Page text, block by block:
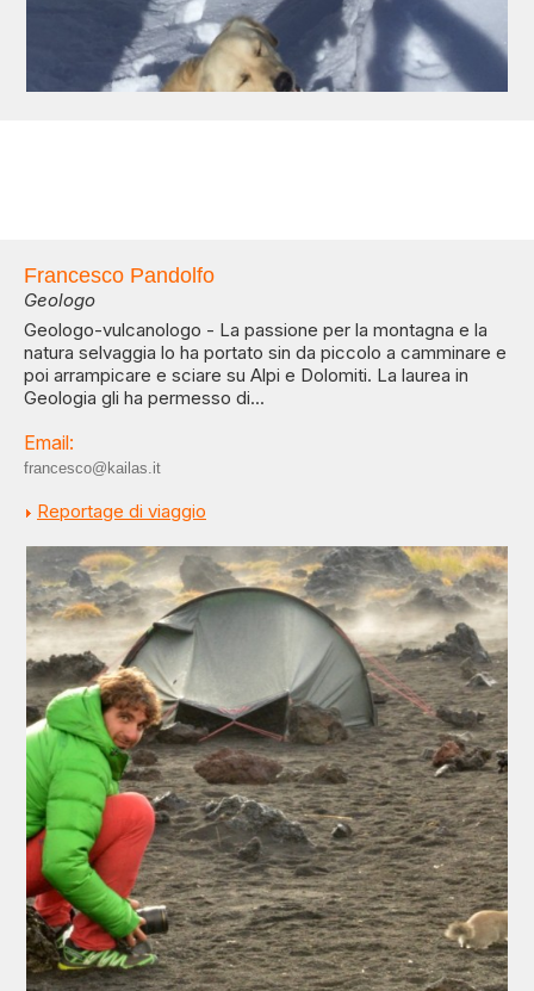
Francesco Pandolfo
Geologo
Geologo-vulcanologo - La passione per la montagna e la
natura selvaggia lo ha portato sin da piccolo a camminare e
poi arrampicare e sciare su Alpi e Dolomiti. La laurea in
Geologia gli ha permesso di...
Email:
francesco@kailas.it
Reportage di viaggio